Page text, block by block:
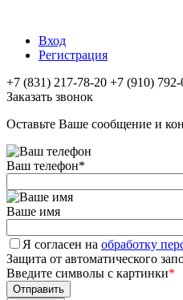
Вход
Регистрация
+7 (831) 217-78-20 +7 (910)
Заказать звонок
Оставьте Ваше сообщение и
Ваш телефон*
Ваше имя
Я согласен на обработку
Защита от автоматического
Введите символы с картинки*